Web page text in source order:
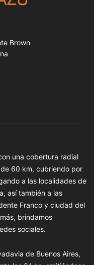
Brown
una cobertura radial
60 km, cubriendo por
a las localidades de
así también a las
Franco y ciudad del
brindamos
sociales.
de Buenos Aires,